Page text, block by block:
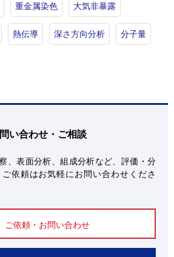
重金属染色 大気非暴露
熱伝導 深さ方向分析 分子量
い合わせ・ご相談
、表面分析、組成分析など、評価・分
依頼はお気軽にお問い合わせくださ
ご依頼・お問い合わせ